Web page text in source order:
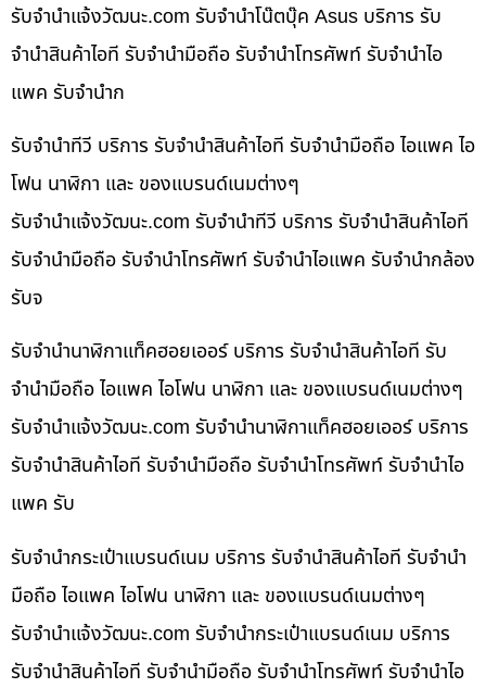
รับจํานําแจ้งวัฒนะ.com รับจำนำโน๊ตบุ๊ค Asus บริการ รับ
จำนำสินค้าไอที รับจำนำมือถือ รับจำนำโทรศัพท์ รับจำนำไอ
แพค รับจำนำก
รับจำนำทีวี บริการ รับจำนำสินค้าไอที รับจำนำมือถือ ไอแพค ไอ
โฟน นาฬิกา และ ของแบรนด์เนมต่างๆ
รับจํานําแจ้งวัฒนะ.com รับจำนำทีวี บริการ รับจำนำสินค้าไอที
รับจำนำมือถือ รับจำนำโทรศัพท์ รับจำนำไอแพค รับจำนำกล้อง
รับจ
รับจำนำนาฬิกาแท็คฮอยเออร์ บริการ รับจำนำสินค้าไอที รับ
จำนำมือถือ ไอแพค ไอโฟน นาฬิกา และ ของแบรนด์เนมต่างๆ
รับจํานําแจ้งวัฒนะ.com รับจำนำนาฬิกาแท็คฮอยเออร์ บริการ
รับจำนำสินค้าไอที รับจำนำมือถือ รับจำนำโทรศัพท์ รับจำนำไอ
แพค รับ
รับจำนำกระเป๋าแบรนด์เนม บริการ รับจำนำสินค้าไอที รับจำนำ
มือถือ ไอแพค ไอโฟน นาฬิกา และ ของแบรนด์เนมต่างๆ
รับจํานําแจ้งวัฒนะ.com รับจำนำกระเป๋าแบรนด์เนม บริการ
รับจำนำสินค้าไอที รับจำนำมือถือ รับจำนำโทรศัพท์ รับจำนำไอ